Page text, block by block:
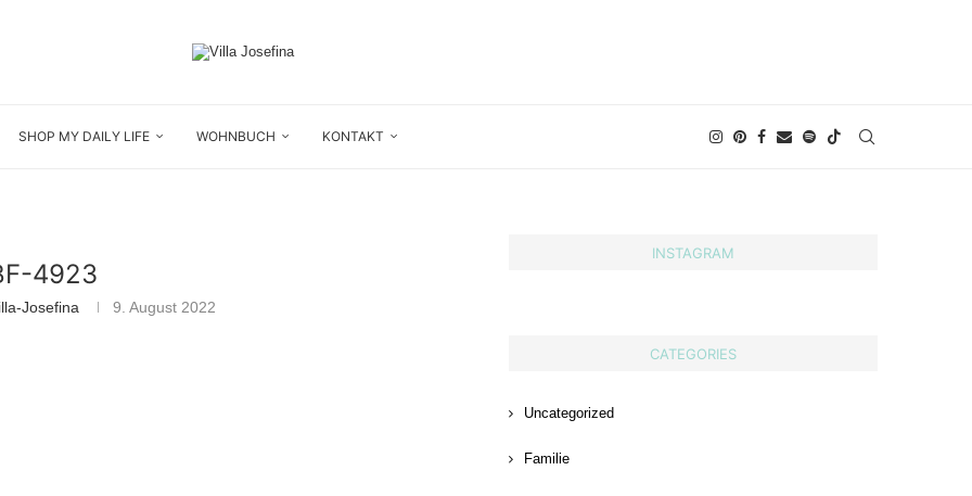
SHOP MY DAILY LIFE WOHNBUCH KONTAKT
4923
Josefina 9. August 2022
INSTAGRAM
CATEGORIES
Uncategorized
Familie